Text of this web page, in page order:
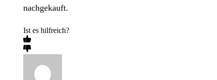
nachgekauft.
Ist es hilfreich?